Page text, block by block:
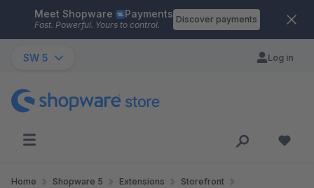
Skip to main content
Meet Shopware Payments
Fast. Powerful. Yours to control.
Discover payments
SW 5 Log in
Home Shopware 5 Extensions
Storefront